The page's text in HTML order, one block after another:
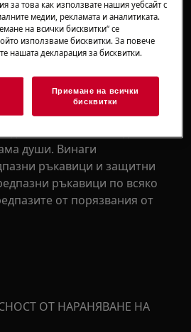
ОТ НАРАНЯВАНЕ
при преместване на
души. Винаги
ръкавици и защитни
ръкавици по всяко
от порязвания от
ОТ НАРАНЯВАНЕ НА
за това как използвате нашия уебсайт с
медии, рекламата и аналитиката.
на всички бисквитки“ се
използваме бисквитки. За повече
нашата декларация за бисквитки.
Приемане на всички
бисквитки